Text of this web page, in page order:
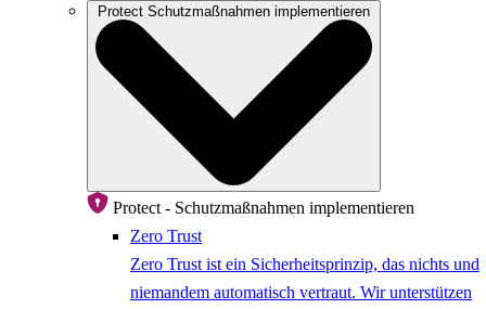
Protect Schutzmaßnahmen implementieren
Protect - Schutzmaßnahmen implementieren
Zero Trust
Zero Trust ist ein Sicherheitsprinzip, das nichts und
niemandem automatisch vertraut. Wir unterstützen